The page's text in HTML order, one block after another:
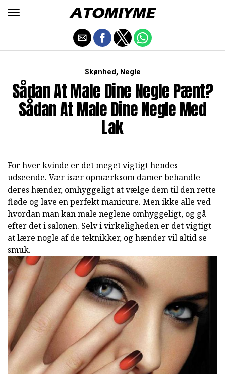
Skønhed, Negle
Sådan At Male Dine Negle Pænt?
Sådan At Male Dine Negle Med
Lak
For hver kvinde er det meget vigtigt hendes
udseende. Vær især opmærksom damer behandle
deres hænder, omhyggeligt at vælge dem til den rette
fløde og lave en perfekt manicure. Men ikke alle ved
hvordan man kan male neglene omhyggeligt, og gå
efter det i salonen. Selv i virkeligheden er det vigtigt
at lære nogle af de teknikker, og hænder vil altid se
smuk.